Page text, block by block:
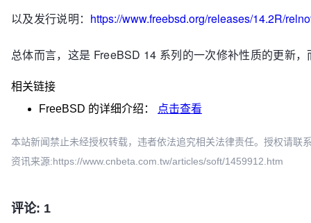
以及发行说明： https://www.freebsd.org/releases/14.2R/
总体而言，这是 FreeBSD 14 系列的一次修补性质的更新
相关链接
FreeBSD 的详细介绍： 点击查看
本站新闻禁止未经授权转载，违者依法追究相关法律责任。授权请联
资讯来源:https://www.cnbeta.com.tw/articles/soft/1459912.htm
评论: 1